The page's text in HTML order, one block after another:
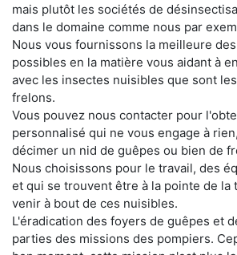
mais plutôt les sociétés de
dans le domaine comme nous par
Nous vous fournissons la meilleure
possibles en la matière vous aidant à
avec les insectes nuisibles que sont
frelons.
Vous pouvez nous contacter pour
personnalisé qui ne vous engage à
décimer un nid de guêpes ou bien de
Nous choisissons pour le travail, des
et qui se trouvent être à la pointe de la
venir à bout de ces nuisibles.
L'éradication des foyers de guêpes et
parties des missions des pompiers.